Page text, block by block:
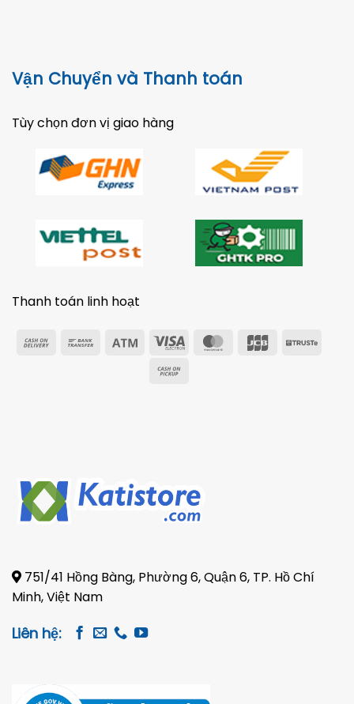
Vận Chuyển và Thanh toán
Tùy chọn đơn vị giao hàng
Thanh toán linh hoạt
Cash
Bank
Atm
Visa
MasterCard
JCB
751/41 Hồng Bàng, Phường 6, Quận 6, TP. Hồ Chí
Minh, Việt Nam
Liên hệ: